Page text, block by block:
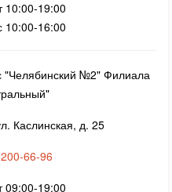
10:00-19:00
10:00-16:00
№2" Филиала
Каслинская, д. 25
66-96
09:00-19:00